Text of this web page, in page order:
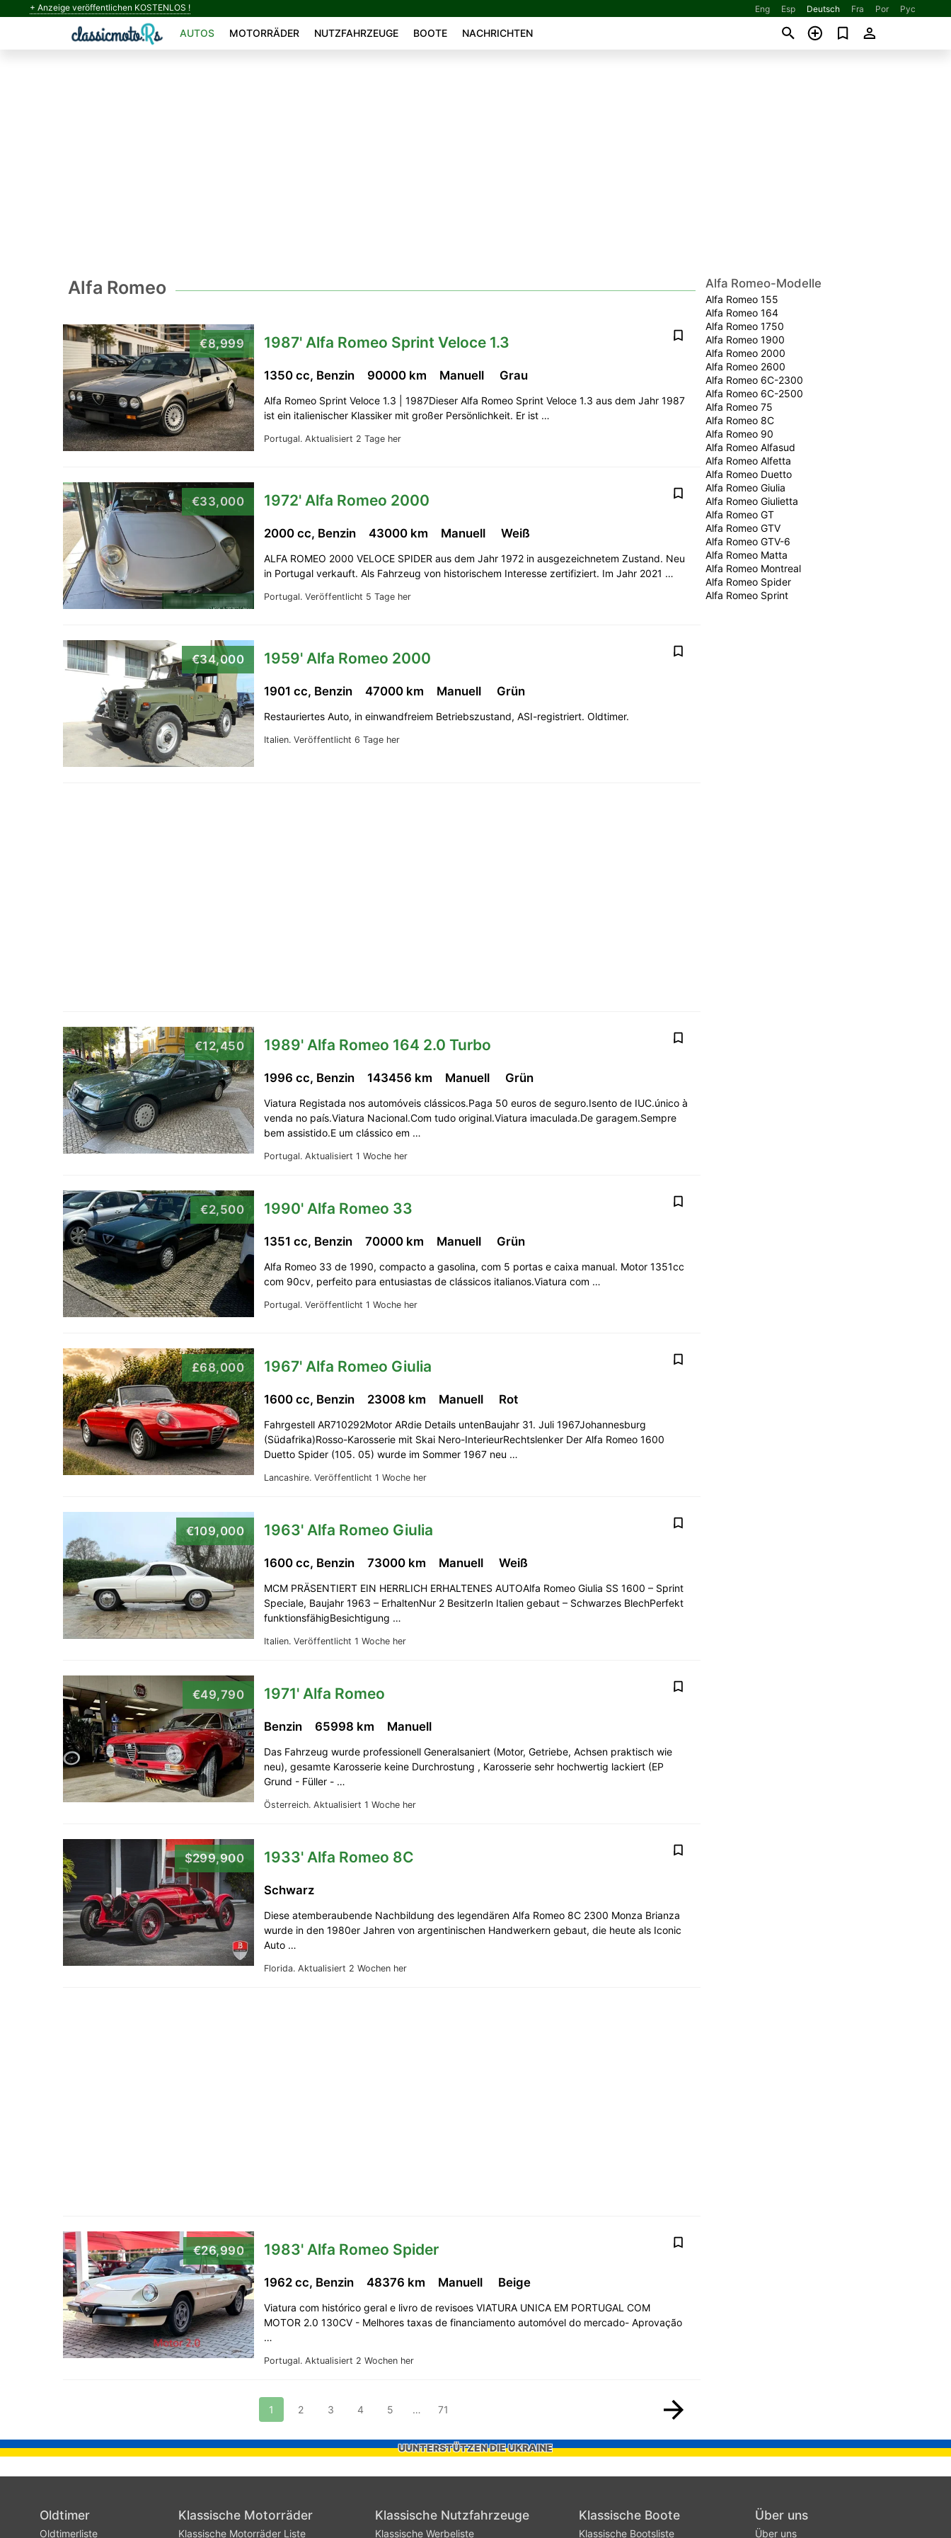
+ Anzeige veröffentlichen KOSTENLOS ! Eng Esp Deutsch Fra Por Рус
AUTOS MOTORRÄDER NUTZFAHRZEUGE BOOTE NACHRICHTEN
Alfa Romeo-Modelle
Alfa Romeo 155
Alfa Romeo 164
Alfa Romeo 1750
Alfa Romeo 1900
Alfa Romeo 2000
Alfa Romeo 2600
Alfa Romeo 6C-2300
Alfa Romeo 6C-2500
Alfa Romeo 75
Alfa Romeo 8C
Alfa Romeo 90
Alfa Romeo Alfasud
Alfa Romeo Alfetta
Alfa Romeo Duetto
Alfa Romeo Giulia
Alfa Romeo Giulietta
Alfa Romeo GT
Alfa Romeo GTV
Alfa Romeo GTV-6
Alfa Romeo Matta
Alfa Romeo Montreal
Alfa Romeo Spider
Alfa Romeo Sprint
Alfa Romeo
€8,999 1987' Alfa Romeo Sprint Veloce 1.3
Portugal. Aktualisiert 2 Tage her
1350 cc, Benzin 90000 km Manuell Grau
Alfa Romeo Sprint Veloce 1.3 | 1987Dieser Alfa Romeo Sprint Veloce 1.3 aus dem Jahr 1987
ist ein italienischer Klassiker mit großer Persönlichkeit. Er ist …
€33,000 1972' Alfa Romeo 2000
Portugal. Veröffentlicht 5 Tage her
2000 cc, Benzin 43000 km Manuell Weiß
ALFA ROMEO 2000 VELOCE SPIDER aus dem Jahr 1972 in ausgezeichnetem Zustand. Neu
in Portugal verkauft. Als Fahrzeug von historischem Interesse zertifiziert. Im Jahr 2021 …
€34,000 1959' Alfa Romeo 2000
Italien. Veröffentlicht 6 Tage her
1901 cc, Benzin 47000 km Manuell Grün
Restauriertes Auto, in einwandfreiem Betriebszustand, ASI-registriert. Oldtimer.
€12,450 1989' Alfa Romeo 164 2.0 Turbo
Portugal. Aktualisiert 1 Woche her
1996 cc, Benzin 143456 km Manuell Grün
Viatura Registada nos automóveis clássicos.Paga 50 euros de seguro.Isento de IUC.único à
venda no país.Viatura Nacional.Com tudo original.Viatura imaculada.De garagem.Sempre
bem assistido.E um clássico em …
€2,500 1990' Alfa Romeo 33
Portugal. Veröffentlicht 1 Woche her
1351 cc, Benzin 70000 km Manuell Grün
Alfa Romeo 33 de 1990, compacto a gasolina, com 5 portas e caixa manual. Motor 1351cc
com 90cv, perfeito para entusiastas de clássicos italianos.Viatura com …
£68,000 1967' Alfa Romeo Giulia
Lancashire. Veröffentlicht 1 Woche her
1600 cc, Benzin 23008 km Manuell Rot
Fahrgestell AR710292Motor ARdie Details untenBaujahr 31. Juli 1967Johannesburg
(Südafrika)Rosso-Karosserie mit Skai Nero-InterieurRechtslenker Der Alfa Romeo 1600
Duetto Spider (105. 05) wurde im Sommer 1967 neu …
€109,000 1963' Alfa Romeo Giulia
Italien. Veröffentlicht 1 Woche her
1600 cc, Benzin 73000 km Manuell Weiß
MCM PRÄSENTIERT EIN HERRLICH ERHALTENES AUTOAlfa Romeo Giulia SS 1600 – Sprint
Speciale, Baujahr 1963 – ErhaltenNur 2 BesitzerIn Italien gebaut – Schwarzes BlechPerfekt
funktionsfähigBesichtigung …
€49,790 1971' Alfa Romeo
Österreich. Aktualisiert 1 Woche her
Benzin 65998 km Manuell
Das Fahrzeug wurde professionell Generalsaniert (Motor, Getriebe, Achsen praktisch wie
neu), gesamte Karosserie keine Durchrostung , Karosserie sehr hochwertig lackiert (EP
Grund - Füller - …
$299,900 1933' Alfa Romeo 8C
Florida. Aktualisiert 2 Wochen her
Schwarz
Diese atemberaubende Nachbildung des legendären Alfa Romeo 8C 2300 Monza Brianza
wurde in den 1980er Jahren von argentinischen Handwerkern gebaut, die heute als Iconic
Auto …
€26,990 1983' Alfa Romeo Spider
Portugal. Aktualisiert 2 Wochen her
1962 cc, Benzin 48376 km Manuell Beige
Viatura com histórico geral e livro de revisoes VIATURA UNICA EM PORTUGAL COM
MOTOR 2.0 130CV - Melhores taxas de financiamento automóvel do mercado- Aprovação
…
1 2 3 4 5 … 71
UUNTERSTÜTZEN DIE UKRAINE
Oldtimer
Oldtimerliste
Klassische Motorräder
Klassische Motorräder Liste
Klassische Nutzfahrzeuge
Klassische Werbeliste
Klassische Boote
Klassische Bootsliste
Über uns
Über uns